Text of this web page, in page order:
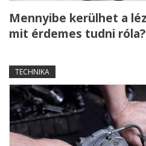
Mennyibe kerülhet a
mit érdemes tudni róla?
TECHNIKA